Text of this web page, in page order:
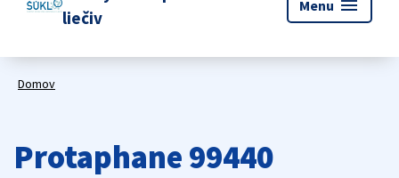
liečiv
Menu menu
Domov
Protaphane 99440